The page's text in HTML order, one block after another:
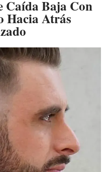
Caída Baja Con
Hacia Atrás